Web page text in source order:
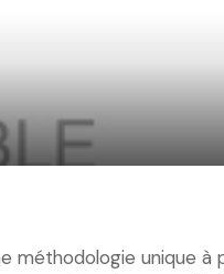
méthodologie unique à